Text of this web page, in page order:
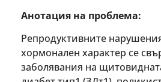
Анотация на проблема:
Репродуктивните
хормонален характер се
заболявания на